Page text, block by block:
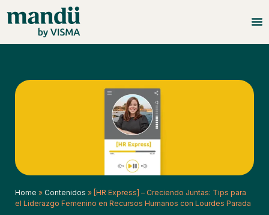
Home » Contenidos » [HR Express] – Creciendo Juntas: Tips para
el Liderazgo Femenino en Recursos Humanos con Lourdes Parada